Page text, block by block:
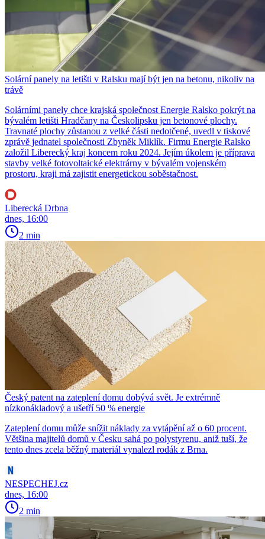
Solární panely na letišti v Ralsku mají být jen na betonu, nikoliv na
trávě
Solárními panely chce krajská společnost Energie Ralsko pokrýt na
bývalém letišti Hradčany na Českolipsku jen betonové plochy.
Travnaté plochy zůstanou z velké části nedotčené, uvedl v tiskové
zprávě jednatel společnosti Zbyněk Miklík. Firmu Energie Ralsko
založil Liberecký kraj koncem roku 2024. Jejím úkolem je příprava
stavby velké fotovoltaické elektrárny v bývalém vojenském
prostoru, kraji má zajistit energetickou soběstačnost.
Liberecká Drbna
dnes, 16:00
2 min
Český patent na zateplení domu dobývá svět. Je extrémně
nízkonákladový a ušetří 50 % energie
Zateplení domu může snížit náklady za vytápění až o 60 procent.
Většina majitelů domů v Česku sahá po polystyrenu, aniž tuší, že
tento dnes zcela běžný materiál vynalezl rodák z Brna.
NESPECHEJ.cz
dnes, 16:00
2 min